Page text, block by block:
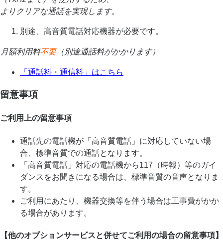
よりクリアな通話を実現します。
別途、高音質電話対応機器が必要です。
月額利用料不要（別途通話料がかかります）
「通話料・通信料」はこちら
留意事項
ご利用上の留意事項
通話先の電話機が「高音質電話」に対応していない場
合、標準音質での通話となります。
「高音質電話」対応の電話機から117（時報）等のガイ
ダンスをお聞きになる場合は、標準音質の音声となりま
す。
ご利用にあたり、機器交換等を伴う場合は工事費がかか
る場合があります。
【他のオプションサービスと併せてご利用の場合の留意事項】